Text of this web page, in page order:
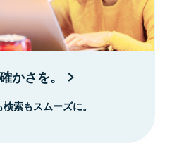
かさを。
索もスムーズに。